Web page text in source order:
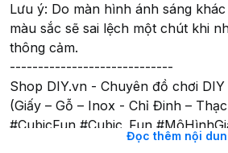
Lưu ý: Do màn hình ánh sáng
màu sắc sẽ sai lệch một chút khi
thông cảm.
-----------------------------
Shop DIY.vn - Chuyên đồ chơi
(Giấy – Gỗ – Inox - Chỉ Đinh –
#CubicFun #Cubic_Fun
#ĐồChơi3D #ĐồChơiGỗ
Đọc thêm nội